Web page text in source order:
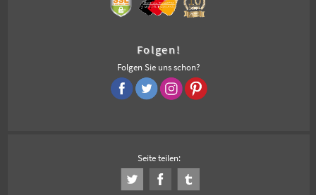
Folgen!
Folgen Sie uns schon?
Seite teilen: